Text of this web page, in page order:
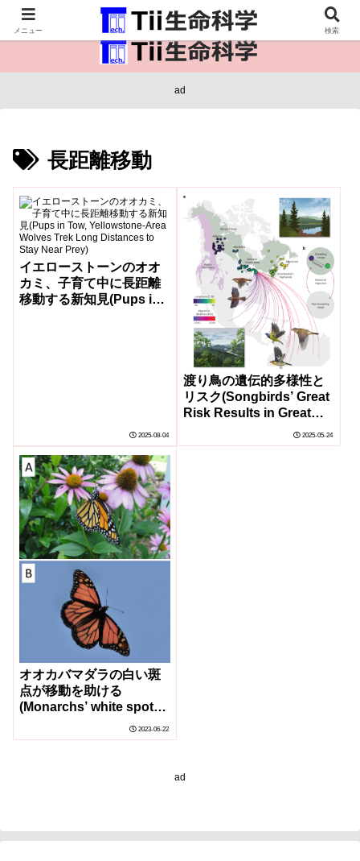
医療保健・生命・生物の情報インフラ。
ad
長距離移動
イエローストーンのオオ
カミ、子育て中に長距離
移動する新知見(Pups in
2025-08-04
渡り鳥の遺伝的多様性と
リスク(Songbirds’ Great
Risk Results in Great
2025-05-24
オオカバマダラの白い斑
点が移動を助ける
(Monarchs’ white spots
2023-06-22
ad
メニュー 検索